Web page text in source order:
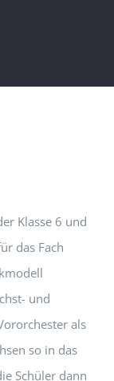
Klasse 6 und
das Fach
und
als
so in das
Schüler dann